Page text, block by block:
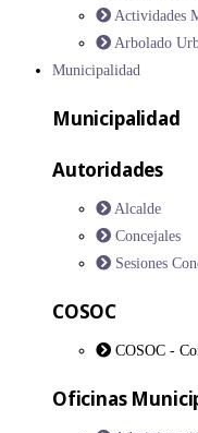
Actividades
Arbolado
Municipalidad
Municipalidad
Autoridades
Alcalde
Concejales
Sesiones
COSOC
COSOC -
Oficinas